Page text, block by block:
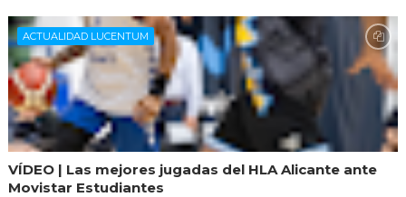
ACTUALIDAD LUCENTUM
VÍDEO | Las mejores jugadas del HLA Alicante ante
Movistar Estudiantes